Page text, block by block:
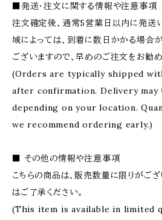
■発送・注文に関する情報や注意事項
注文確定後、通常5営業日以内に発送
域によっては、到着に数日かかる場合
ございますので、早めのご注文をお勧め
(Orders are typically shipped
after confirmation. Delivery may
depending on your location.
we recommend ordering early.)
■ その他の情報や注意事項
こちらの商品は、販売数量に限りがご
はご了承ください。
(This item is available in limited